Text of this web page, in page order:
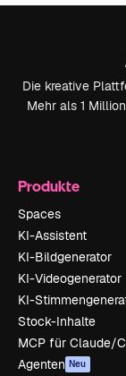
Die kreative
Mehr als 1
Produkte
Spaces
KI-Assistent
KI-Bildgenerator
KI-Videogenerator
KI-
Stock-Inhalte
MCP für Claude/
Agenten Neu